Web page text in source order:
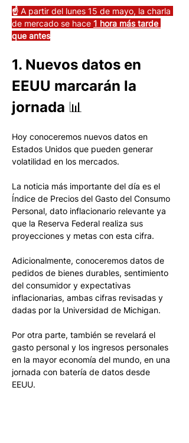
☝️ A partir del lunes 15 de mayo, la charla
de mercado se hace 1 hora más tarde
que antes
1. Nuevos datos en
EEUU marcarán la
jornada 📊
Hoy conoceremos nuevos datos en
Estados Unidos que pueden generar
volatilidad en los mercados.
La noticia más importante del día es el
Índice de Precios del Gasto del Consumo
Personal, dato inflacionario relevante ya
que la Reserva Federal realiza sus
proyecciones y metas con esta cifra.
Adicionalmente, conoceremos datos de
pedidos de bienes durables, sentimiento
del consumidor y expectativas
inflacionarias, ambas cifras revisadas y
dadas por la Universidad de Michigan.
Por otra parte, también se revelará el
gasto personal y los ingresos personales
en la mayor economía del mundo, en una
jornada con batería de datos desde
EEUU.